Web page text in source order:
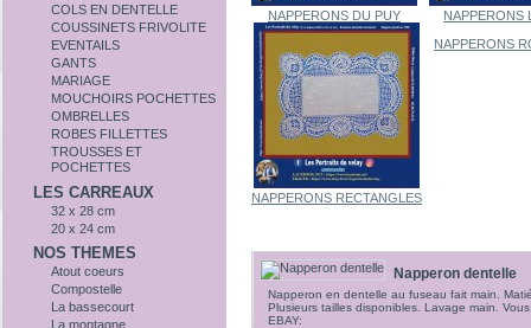
COLS EN DENTELLE
COUSSINETS FRIVOLITE
EVENTAILS
GANTS
MARIAGE
MOUCHOIRS POCHETTES
OMBRELLES
ROBES FILLETTES
TROUSSES ET
POCHETTES
LES CARREAUX
32 x 28 cm
20 x 24 cm
NOS THEMES
Atout coeurs
Compostelle
La bassecourt
La montagne
NAPPERONS DU PUY NAPPERONS
NAPPERONS RECTANGLES
NAPPERONS
Napperon dentelle
Napperon en dentelle au fuseau fait main.
Plusieurs tailles disponibles. Lavage main.
EBAY: